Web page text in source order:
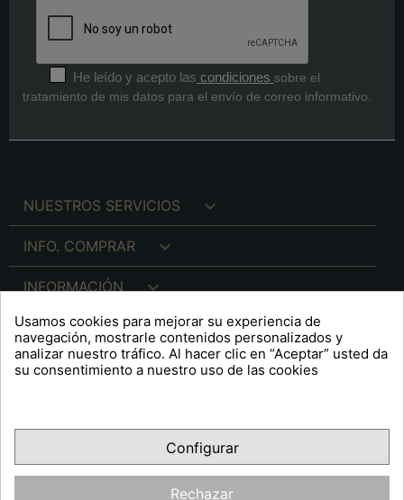
He leído y acepto las condiciones sobre el
tratamiento de mis datos para el envío de correo informativo.
NUESTROS SERVICIOS 
INFO. COMPRAR 
INFORMACIÓN 
INFO. LEGAL 
FacebookYouTubePinterest
OPINIONES CLIENTES
Usamos cookies para mejorar su experiencia de
navegación, mostrarle contenidos personalizados y
analizar nuestro tráfico. Al hacer clic en “Aceptar” usted da
su consentimiento a nuestro uso de las cookies
Configurar
Rechazar